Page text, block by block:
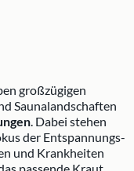
großzügigen
Saunalandschaften
. Dabei stehen
der Entspannungs-
und Krankheiten